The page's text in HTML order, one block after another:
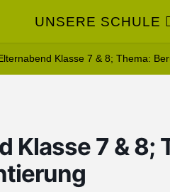
UNSERE SCHULE
Klasse 7 & 8; Thema:
Klasse 7 & 8;